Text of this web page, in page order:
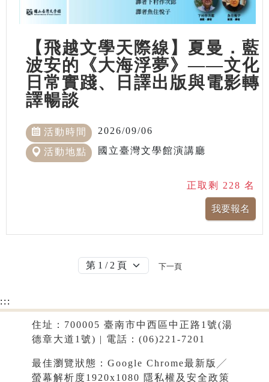
【飛越文學天際線】夏曼．藍
波安的《大海浮夢》——文化
日常實踐、日譯出版與電影轉
譯暢談
活動時間 2026/09/06
活動地點 國立臺灣文學館演講廳
正取剩 228 名
下一頁
:::
住址：700005 臺南市中西區中正路1號(湯
德章大道1號) | 電話：(06)221-7201
最佳瀏覽狀態：Google Chrome最新版╱
螢幕解析度1920x1080 隱私權及安全政策